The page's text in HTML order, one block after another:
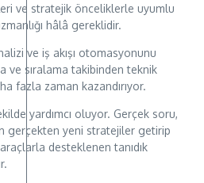
ve stratejik önceliklerle uyumlu
hâlâ gereklidir.
ve iş akışı otomasyonunu
ve sıralama takibinden teknik
fazla zaman kazandırıyor.
yardımcı oluyor. Gerçek soru,
gerçekten yeni stratejiler getirip
desteklenen tanıdık